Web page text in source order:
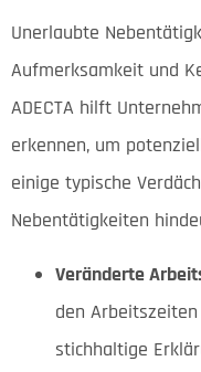
Unerlaubte
Aufmerksamkeit und
ADECTA hilft
erkennen, um
einige typische
Nebentätigkeiten
Veränderte
den
stichhaltige